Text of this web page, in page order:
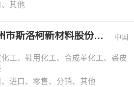
、其他
广州市斯洛柯新材料股份有限公司 中国
化工、鞋用化工、合成革化工、裘皮
、进口、零售、分销、其他